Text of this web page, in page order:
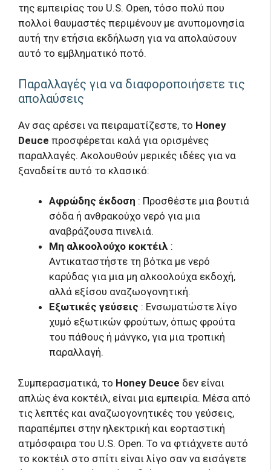
της εμπειρίας του U.S. Open, τόσο πολύ που
πολλοί θαυμαστές περιμένουν με ανυπομονησία
αυτή την ετήσια εκδήλωση για να απολαύσουν
αυτό το εμβληματικό ποτό.
Παραλλαγές για να διαφοροποιήσετε τις
απολαύσεις
Αν σας αρέσει να πειραματίζεστε, το Honey
Deuce προσφέρεται καλά για ορισμένες
παραλλαγές. Ακολουθούν μερικές ιδέες για να
ξαναδείτε αυτό το κλασικό:
Αφρώδης έκδοση : Προσθέστε μια βουτιά
σόδα ή ανθρακούχο νερό για μια
αναβράζουσα πινελιά.
Μη αλκοολούχο κοκτέιλ :
Αντικαταστήστε τη βότκα με νερό
καρύδας για μια μη αλκοολούχα εκδοχή,
αλλά εξίσου αναζωογονητική.
Εξωτικές γεύσεις : Ενσωματώστε λίγο
χυμό εξωτικών φρούτων, όπως φρούτα
του πάθους ή μάνγκο, για μια τροπική
παραλλαγή.
Συμπερασματικά, το Honey Deuce δεν είναι
απλώς ένα κοκτέιλ, είναι μια εμπειρία. Μέσα από
τις λεπτές και αναζωογονητικές του γεύσεις,
παραπέμπει στην ηλεκτρική και εορταστική
ατμόσφαιρα του U.S. Open. Το να φτιάχνετε αυτό
το κοκτέιλ στο σπίτι είναι λίγο σαν να εισάγετε